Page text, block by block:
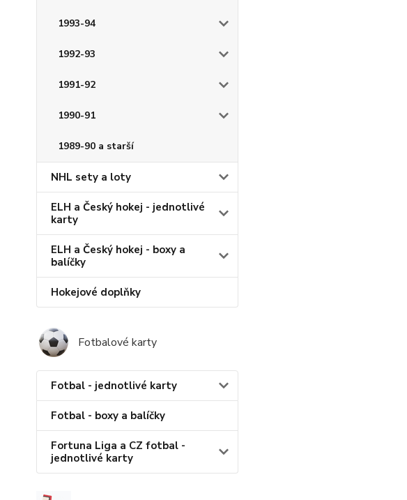
1993-94
1992-93
1991-92
1990-91
1989-90 a starší
NHL sety a loty
ELH a Český hokej - jednotlivé
karty
ELH a Český hokej - boxy a
balíčky
Hokejové doplňky
Fotbalové karty
Fotbal - jednotlivé karty
Fotbal - boxy a balíčky
Fortuna Liga a CZ fotbal -
jednotlivé karty